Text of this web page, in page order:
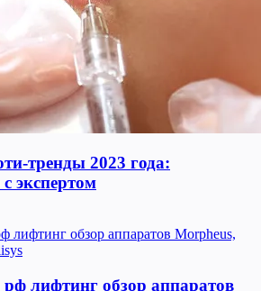
тренды 2023 года:
экспертом
лифтинг обзор аппаратов